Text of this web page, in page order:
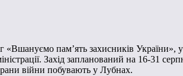
«Вшануємо пам’ять захисників
Захід запланований на 16-31
війни побувають у Лубнах.